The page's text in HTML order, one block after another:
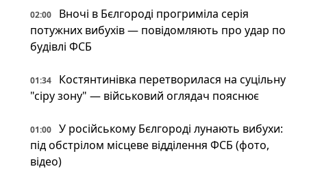
02:00
Вночі в Бєлгороді прогриміла серія
потужних вибухів — повідомляють про удар по
будівлі ФСБ
01:34
Костянтинівка перетворилася на суцільну
"сіру зону" — військовий оглядач пояснює
01:00
У російському Бєлгороді лунають вибухи:
під обстрілом місцеве відділення ФСБ (фото,
відео)